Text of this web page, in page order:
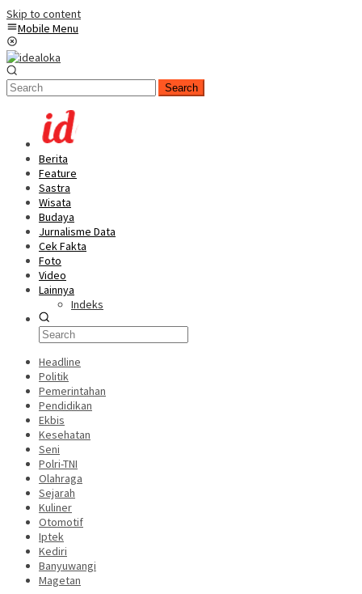
Skip to content
Mobile Menu
Search
Berita
Feature
Sastra
Wisata
Budaya
Jurnalisme Data
Cek Fakta
Foto
Video
Lainnya
Indeks
Headline
Politik
Pemerintahan
Pendidikan
Ekbis
Kesehatan
Seni
Polri-TNI
Olahraga
Sejarah
Kuliner
Otomotif
Iptek
Kediri
Banyuwangi
Magetan